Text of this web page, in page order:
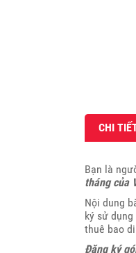
CHI
Bạn là
tháng của
Nội dung
ký sử
thuê bao
Đăng ký